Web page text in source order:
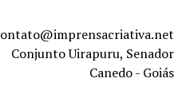
Conjunto Uirapuru, Senador
Canedo - Goiás